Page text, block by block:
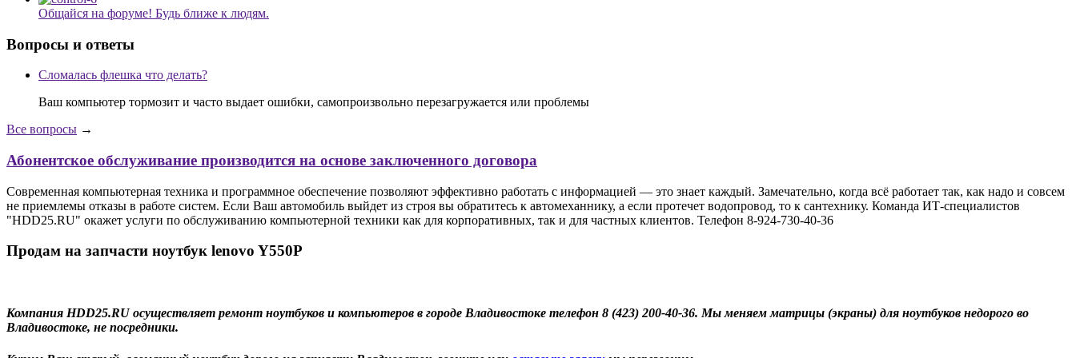
Общайся на форуме! Будь ближе к людям.
Вопросы и ответы
Сломалась флешка что делать?
Ваш компьютер тормозит и часто выдает ошибки, самопроизвольно перезагружается или проблемы
Все вопросы →
Абонентское обслуживание производится на основе заключенного договора
Современная компьютерная техника и программное обеспечение позволяют эффективно работать с информацией — это знает каждый. Замечательно, когда всё работает так, как надо и совсем
не приемлемы отказы в работе систем. Если Ваш автомобиль выйдет из строя вы обратитесь к автомеханнику, а если протечет водопровод, то к сантехнику. Команда ИТ-специалистов
"HDD25.RU" окажет услуги по обслуживанию компьютерной техники как для корпоративных, так и для частных клиентов. Телефон 8-924-730-40-36
Продам на запчасти ноутбук lenovo Y550P
Компания HDD25.RU осуществляет ремонт ноутбуков и компьютеров в городе Владивостоке телефон 8 (423) 200-40-36. Мы меняем матрицы (экраны) для ноутбуков недорого во
Владивостоке, не посредники.